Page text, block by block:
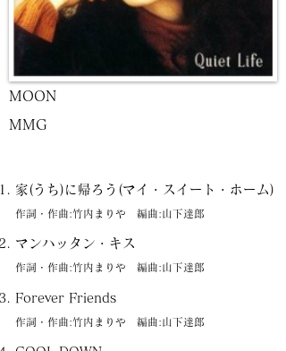
家(うち)に帰ろう(マイ・スイート・ホーム)
作詞・作曲:竹内まりや 編曲:山下達郎
マンハッタン・キス
作詞・作曲:竹内まりや 編曲:山下達郎
Forever Friends
作詞・作曲:竹内まりや 編曲:山下達郎
MOON
MMG